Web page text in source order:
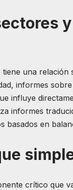
una
informes
influye
informes
basados en
crítico que